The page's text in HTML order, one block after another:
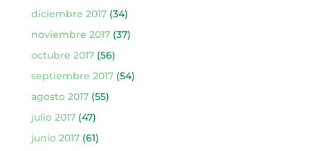
diciembre 2017(34)
noviembre 2017(37)
octubre 2017(56)
septiembre 2017(54)
agosto 2017(55)
julio 2017(47)
junio 2017(61)